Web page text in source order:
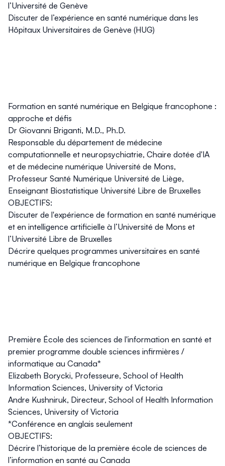
l’Université de Genève
Discuter de l’expérience en santé numérique dans les
Hôpitaux Universitaires de Genève (HUG)
Formation en santé numérique en Belgique francophone :
approche et défis
Dr Giovanni Briganti, M.D., Ph.D.
Responsable du département de médecine
computationnelle et neuropsychiatrie, Chaire dotée d'IA
et de médecine numérique Université de Mons,
Professeur Santé Numérique Université de Liège,
Enseignant Biostatistique Université Libre de Bruxelles
OBJECTIFS:
Discuter de l'expérience de formation en santé numérique
et en intelligence artificielle à l’Université de Mons et
l’Université Libre de Bruxelles
Décrire quelques programmes universitaires en santé
numérique en Belgique francophone
Première École des sciences de l'information en santé et
premier programme double sciences infirmières /
informatique au Canada*
Elizabeth Borycki, Professeure, School of Health
Information Sciences, University of Victoria
Andre Kushniruk, Directeur, School of Health Information
Sciences, University of Victoria
*Conférence en anglais seulement
OBJECTIFS:
Décrire l’historique de la première école de sciences de
l’information en santé au Canada